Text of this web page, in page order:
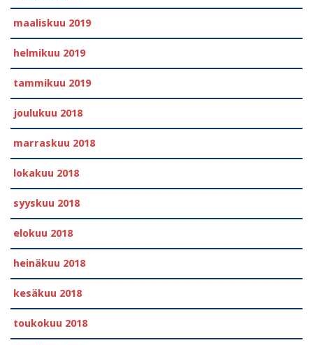
maaliskuu 2019
helmikuu 2019
tammikuu 2019
joulukuu 2018
marraskuu 2018
lokakuu 2018
syyskuu 2018
elokuu 2018
heinäkuu 2018
kesäkuu 2018
toukokuu 2018